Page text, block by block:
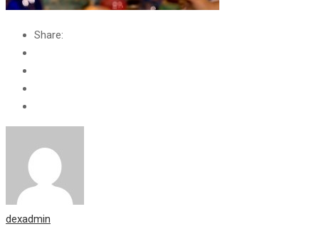
Share:
dexadmin